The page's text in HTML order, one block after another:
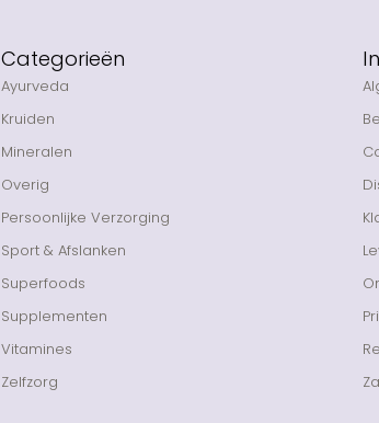
Categorieën
Ayurveda
Kruiden
Mineralen
Overig
Persoonlijke Verzorging
Sport & Afslanken
Superfoods
Supplementen
Vitamines
Zelfzorg